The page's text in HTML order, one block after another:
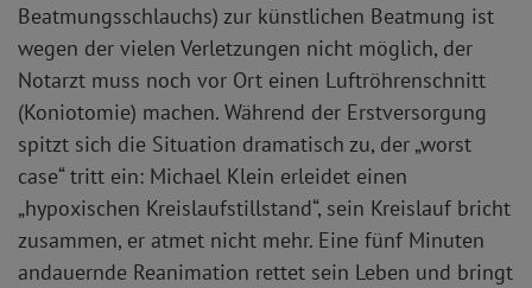
Beatmungsschlauchs) zur künstlichen Beatmung ist
wegen der vielen Verletzungen nicht möglich, der
Notarzt muss noch vor Ort einen Luftröhrenschnitt
(Koniotomie) machen. Während der Erstversorgung
spitzt sich die Situation dramatisch zu, der „worst
case“ tritt ein: Michael Klein erleidet einen
„hypoxischen Kreislaufstillstand“, sein Kreislauf bricht
zusammen, er atmet nicht mehr. Eine fünf Minuten
andauernde Reanimation rettet sein Leben und bringt